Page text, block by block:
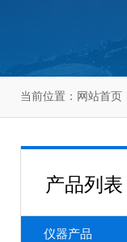
当前位置： 网站首页
产品列表
仪器产品